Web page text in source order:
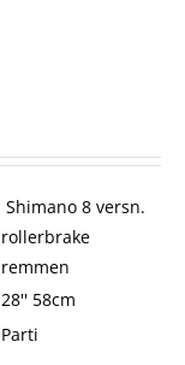
Shimano 8 versn.
rollerbrake
remmen
28'' 58cm
Parti